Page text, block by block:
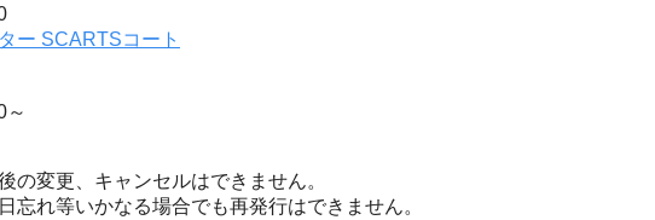
ー SCARTSコート
～
の変更、キャンセルはできません。
忘れ等いかなる場合でも再発行はできません。